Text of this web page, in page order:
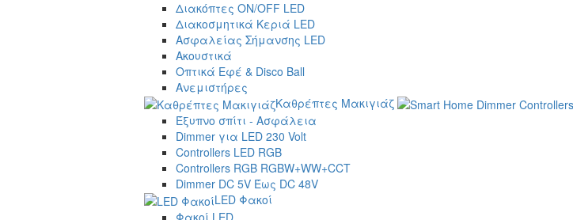
Διακόπτες ON/OFF LED
Διακοσμητικά Κεριά LED
Ασφαλείας Σήμανσης LED
Ακουστικά
Οπτικά Εφέ & Disco Ball
Ανεμιστήρες
Καθρέπτες Μακιγιάζ
Έξυπνο σπίτι - Ασφάλεια
Dimmer για LED 230 Volt
Controllers LED RGB
Controllers RGB RGBW+WW+CCT
Dimmer DC 5V Έως DC 48V
LED Φακοί